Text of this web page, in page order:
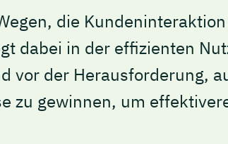
die
dabei in der effizienten
vor der Herausforderung,
zu gewinnen, um